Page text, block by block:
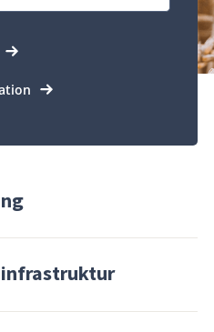
infrastruktur